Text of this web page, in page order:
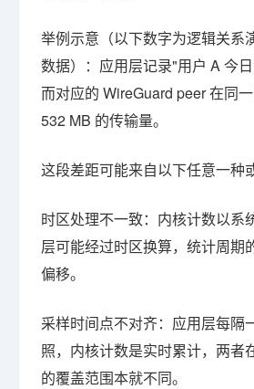
举例示意（以下数字为逻辑关系
数据）：应用层记录"用户 A 今日
而对应的 WireGuard peer 在同
532 MB 的传输量。
这段差距可能来自以下任意一种
时区处理不一致：内核计数以系
层可能经过时区换算，统计周期
偏移。
采样时间点不对齐：应用层每隔
照，内核计数是实时累计，两者
的覆盖范围本就不同。